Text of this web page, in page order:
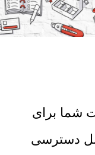
شما برای
دسترسی